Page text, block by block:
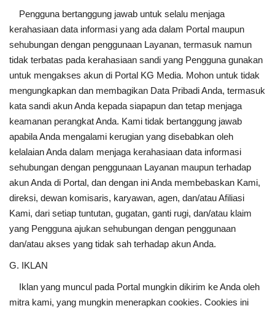
Pengguna bertanggung jawab untuk selalu menjaga
kerahasiaan data informasi yang ada dalam Portal maupun
sehubungan dengan penggunaan Layanan, termasuk namun
tidak terbatas pada kerahasiaan sandi yang Pengguna gunakan
untuk mengakses akun di Portal KG Media. Mohon untuk tidak
mengungkapkan dan membagikan Data Pribadi Anda, termasuk
kata sandi akun Anda kepada siapapun dan tetap menjaga
keamanan perangkat Anda. Kami tidak bertanggung jawab
apabila Anda mengalami kerugian yang disebabkan oleh
kelalaian Anda dalam menjaga kerahasiaan data informasi
sehubungan dengan penggunaan Layanan maupun terhadap
akun Anda di Portal, dan dengan ini Anda membebaskan Kami,
direksi, dewan komisaris, karyawan, agen, dan/atau Afiliasi
Kami, dari setiap tuntutan, gugatan, ganti rugi, dan/atau klaim
yang Pengguna ajukan sehubungan dengan penggunaan
dan/atau akses yang tidak sah terhadap akun Anda.
G. IKLAN
Iklan yang muncul pada Portal mungkin dikirim ke Anda oleh
mitra kami, yang mungkin menerapkan cookies. Cookies ini